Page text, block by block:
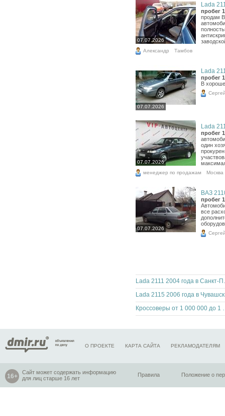
07.07.2026
Lada
пробег
продам
Александр Тамбов
07.07.2026
Lada
пробег
В
07.07.2026
Lada
пробег
один
менеджер по продажам Москва
07.07.2026
ВАЗ
пробег
все
Lada
О ПРОЕКТЕ КАРТА САЙТА РЕКЛАМОДАТЕЛЯМ
Сайт может содержать информацию
для лиц старше 16 лет
Правила Положение о